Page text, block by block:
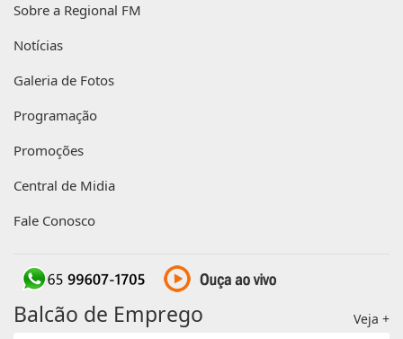
Sobre a Regional FM
Notícias
Galeria de Fotos
Programação
Promoções
Central de Midia
Fale Conosco
Balcão de Emprego
Veja +